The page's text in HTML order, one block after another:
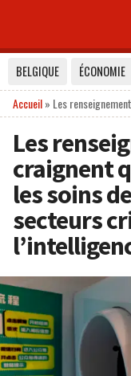
BELGIQUE ÉCONOMIE
Accueil» Les
Les
craignent
les soins
secteurs